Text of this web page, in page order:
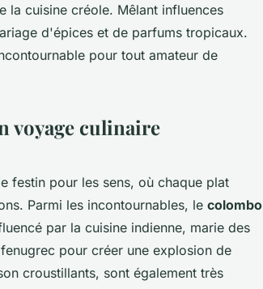
la cuisine créole. Mêlant influences
d'épices et de parfums tropicaux.
pour tout amateur de
voyage culinaire
festin pour les sens, où chaque plat
Parmi les incontournables, le colombo
par la cuisine indienne, marie des
pour créer une explosion de
croustillants, sont également très